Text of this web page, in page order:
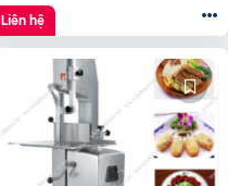
Liên hệ